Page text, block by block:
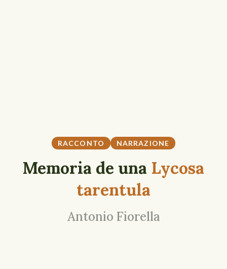
RACCONTO NARRAZIONE
Memoria de una Lycosa
tarentula
Antonio Fiorella